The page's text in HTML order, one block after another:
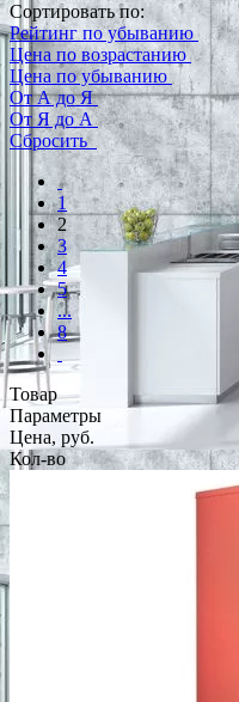
Сортировать по:
Рейтинг по убыванию
Цена по возрастанию
Цена по убыванию
От А до Я
От Я до А
Сбросить
1
2
3
4
5
...
8
Товар
Параметры
Цена, руб.
Кол-во